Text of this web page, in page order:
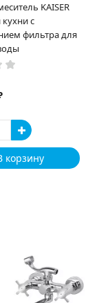
KAISER
с
фильтра для
корзину